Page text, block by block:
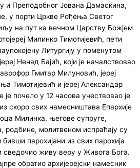
и Преподобног Јована Дамаскина,
у порти Цркве Рођења Светог
на пут ка вечном Царству Божјем
Милинко Тимотијевић, пети
Литургију у поменутом
Ненад Бајић, који је началствовао
Гмитар Милуновић, јереј
Тимотијевић и јереј Александар
је почело у 12 часова учествовао је
скоро свих намесништава Епархије
Милинка, његове супруге,
родбине, молитвеном испраћају су
парохијани из свих парохија
сведочио живу веру у Живога Бога.
обратио архијерејски намесник